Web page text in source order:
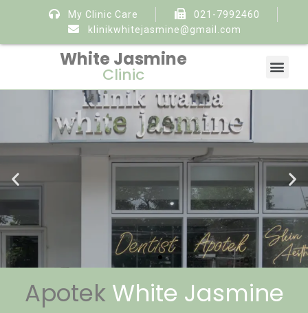
My Clinic Care
021-7992460
klinikwhitejasmine@gmail.com
White Jasmine
Clinic
Apotek White Jasmine